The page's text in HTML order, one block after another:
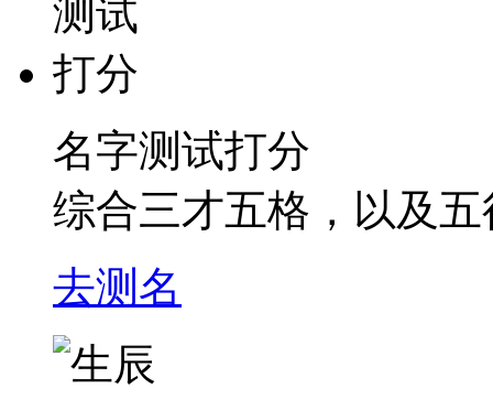
名字测试打分
综合三才五格，以及
去测名